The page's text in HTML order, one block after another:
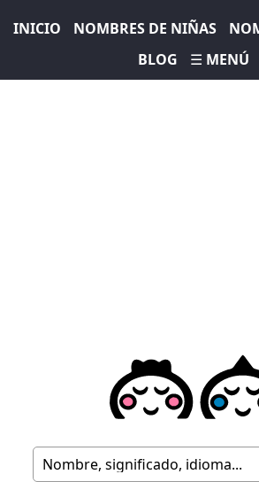
INICIO NOMBRES DE NIÑAS
BLOG
☰ MENÚ